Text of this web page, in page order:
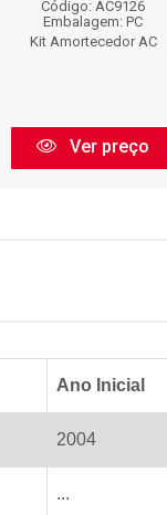
Código: AC9126
Embalagem: PC
Kit Amortecedor AC
Ver preço
Ano Inicial
2004
...